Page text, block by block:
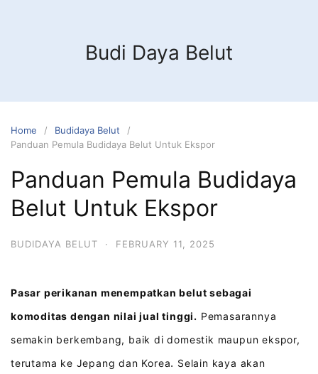
Budi Daya Belut
Home
Budidaya Belut
Panduan Pemula Budidaya Belut Untuk Ekspor
Panduan Pemula Budidaya
Belut Untuk Ekspor
BUDIDAYA BELUT · FEBRUARY 11, 2025
Pasar perikanan menempatkan belut sebagai
komoditas dengan nilai jual tinggi. Pemasarannya
semakin berkembang, baik di domestik maupun ekspor,
terutama ke Jepang dan Korea. Selain kaya akan